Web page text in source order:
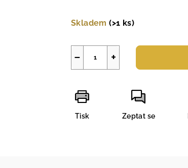
Skladem(>1 ks)
+
−
Tisk Zeptat se